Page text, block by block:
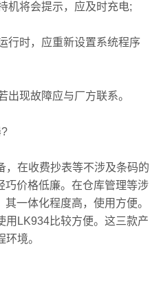
将会提示，应及时充电;
时，应重新设置系统程序
现故障应与厂方联系。
在收费抄表等不涉及条码的
巧价格低廉。在仓库管理等涉
一体化程度高，使用方便。
用LK934比较方便。这三款产
境。